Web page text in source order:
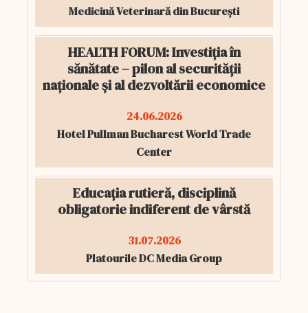
Medicină Veterinară din București
HEALTH FORUM: Investiția în
sănătate – pilon al securității
naționale și al dezvoltării economice
24.06.2026
Hotel Pullman Bucharest World Trade
Center
Educația rutieră, disciplină
obligatorie indiferent de vârstă
31.07.2026
Platourile DC Media Group